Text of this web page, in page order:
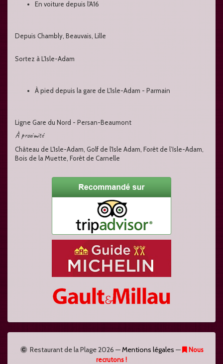
En voiture depuis l'A16
Depuis Chambly, Beauvais, Lille
Sortez à L'Isle-Adam
À pied depuis la gare de L'Isle-Adam - Parmain
Ligne Gare du Nord - Persan-Beaumont
À proximité
Château de L'Isle-Adam, Golf de l'Isle Adam, Forêt de l’Isle-Adam,
Bois de la Muette, Forêt de Carnelle
Restaurant de la Plage2026 —Mentions légales —
Nous
recrutons !